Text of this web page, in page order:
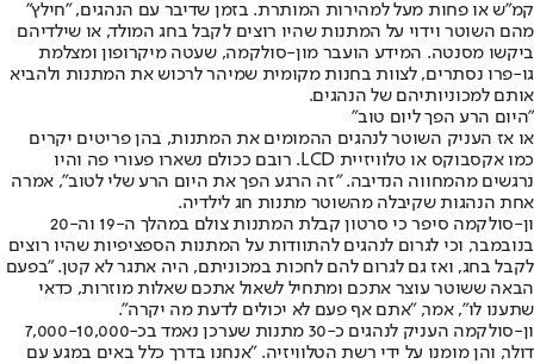
קמ"ש או פחות מעל למהירות המותרת. בזמן שדיבר עם הנהגים, "חילץ"
מהם השוטר וידוי על המתנות שהיו רוצים לקבל בחג המולד, או שילדיהם
ביקשו מסנטה. המידע הועבר מון-סולקמה, שעטה מיקרופון ומצלמת
גו-פרו נסתרים, לצוות בחנות מקומית שמיהר לרכוש את המתנות ולהביא
אותם למכוניותיהם של הנהגים.
"היום הרע הפך ליום טוב"
או אז העניק השוטר לנהגים ההמומים את המתנות, בהן פריטים יקרים
כמו אקסבוקס או טלוויזיית LCD. רובם ככולם נשארו פעורי פה והיו
נרגשים מהמחווה הנדיבה. "זה הרגע הפך את היום הרע שלי לטוב", אמרה
אחת הנהגות שקיבלה מהשוטר מתנות חג לילדיה.
ון-סולקמה סיפר כי סרטון קבלת המתנות צולם במהלך ה-19 וה-20
בנובמבר, וכי לגרום לנהגים להתוודות על המתנות הספציפיות שהיו רוצים
לקבל בחג, ואז גם לגרום להם לחכות במכוניתם, היה אתגר לא קטן. "בפעם
הבאה ששוטר עוצר אתכם ומתחיל לשאול אתכם שאלות מוזרות, כדאי
שתענו לו", אמר, "אתם אף פעם לא יכולים לדעת מה יקרה".
ון-סולקמה העניק לנהגים כ-30 מתנות שערכן נאמד בכ-7,000-10,000
דולר, והן מומנו על ידי רשת הטלוויזיה. "אנחנו בדרך כלל באים במגע עם